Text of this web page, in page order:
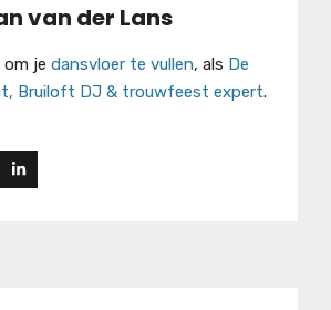
van der Lans
om je dansvloer te vullen, als De
Bruiloft DJ & trouwfeest expert.